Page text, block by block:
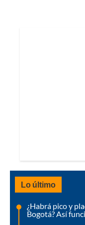
Lo último
¿Habrá pico y
Bogotá? Así